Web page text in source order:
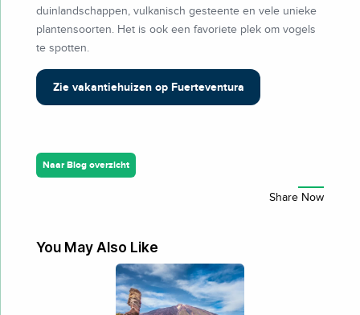
duinlandschappen, vulkanisch gesteente en vele unieke
plantensoorten. Het is ook een favoriete plek om vogels
te spotten.
Zie vakantiehuizen op Fuerteventura
Naar Blog overzicht
You May Also Like